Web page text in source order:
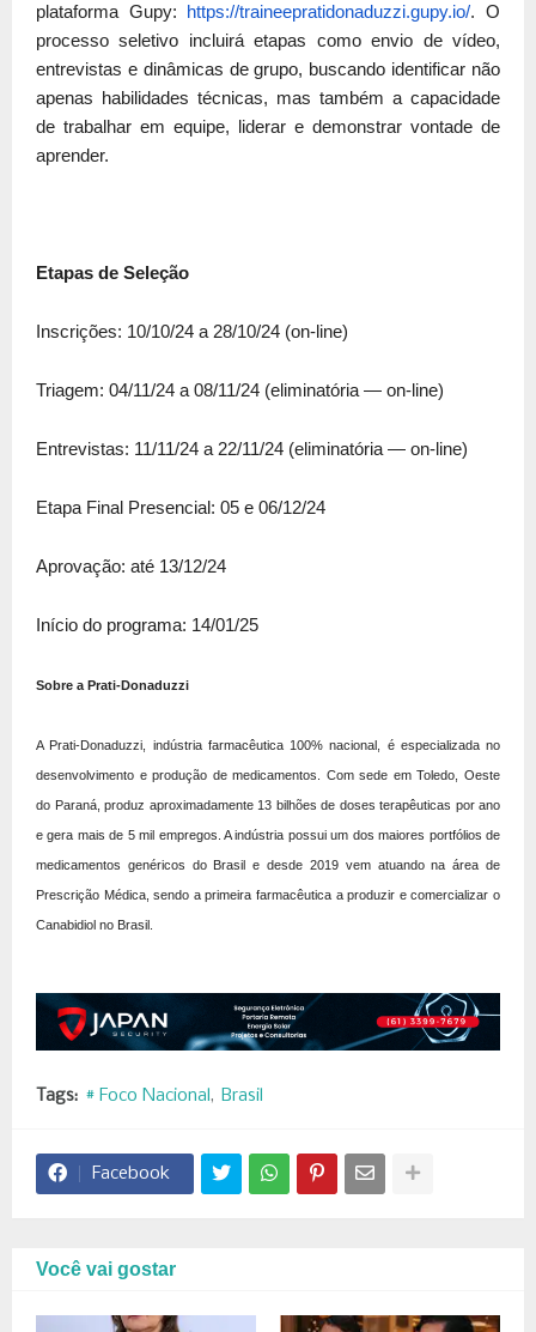
plataforma Gupy:
https://traineepratidonaduzzi.gupy.io/. O
processo seletivo incluirá etapas como envio de vídeo,
entrevistas e dinâmicas de grupo, buscando identificar não
apenas habilidades técnicas, mas também a capacidade
de trabalhar em equipe, liderar e demonstrar vontade de
aprender.
Etapas de Seleção
Inscrições: 10/10/24 a 28/10/24 (on-line)
Triagem: 04/11/24 a 08/11/24 (eliminatória — on-line)
Entrevistas: 11/11/24 a 22/11/24 (eliminatória — on-line)
Etapa Final Presencial: 05 e 06/12/24
Aprovação: até 13/12/24
Início do programa: 14/01/25
Sobre a Prati-Donaduzzi
A Prati-Donaduzzi, indústria farmacêutica 100% nacional, é especializada no
desenvolvimento e produção de medicamentos. Com sede em Toledo, Oeste
do Paraná, produz aproximadamente 13 bilhões de doses terapêuticas por ano
e gera mais de 5 mil empregos. A indústria possui um dos maiores portfólios de
medicamentos genéricos do Brasil e desde 2019 vem atuando na área de
Prescrição Médica, sendo a primeira farmacêutica a produzir e comercializar o
Canabidiol no Brasil.
Tags: # Foco Nacional Brasil
Facebook
Você vai gostar